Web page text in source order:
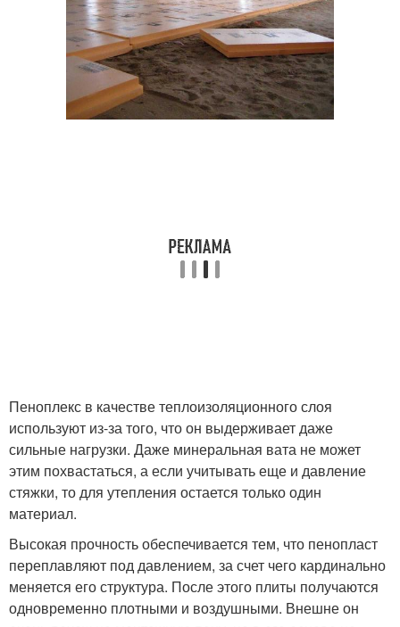
Пеноплекс в качестве теплоизоляционного слоя
используют из-за того, что он выдерживает даже
сильные нагрузки. Даже минеральная вата не может
этим похвастаться, а если учитывать еще и давление
стяжки, то для утепления остается только один
материал.
Высокая прочность обеспечивается тем, что пенопласт
переплавляют под давлением, за счет чего кардинально
меняется его структура. После этого плиты получаются
одновременно плотными и воздушными. Внешне он